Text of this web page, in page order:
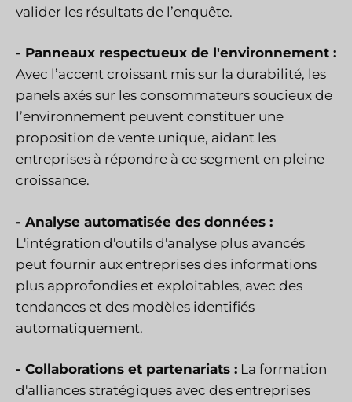
valider les résultats de l’enquête.
- Panneaux respectueux de l'environnement :
Avec l’accent croissant mis sur la durabilité, les
panels axés sur les consommateurs soucieux de
l’environnement peuvent constituer une
proposition de vente unique, aidant les
entreprises à répondre à ce segment en pleine
croissance.
- Analyse automatisée des données :
L'intégration d'outils d'analyse plus avancés
peut fournir aux entreprises des informations
plus approfondies et exploitables, avec des
tendances et des modèles identifiés
automatiquement.
- Collaborations et partenariats : La formation
d'alliances stratégiques avec des entreprises